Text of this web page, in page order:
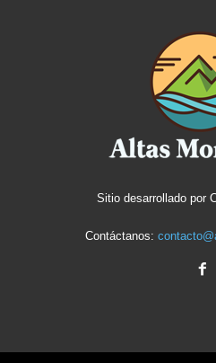
Sitio desarrollado por
Contáctanos: